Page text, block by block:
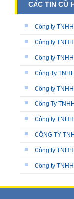
CÁC TIN CŨ
Công ty
Công ty
Công ty
Công Ty
Công ty
Công Ty
Công ty
CÔNG TY
Công ty
Công ty